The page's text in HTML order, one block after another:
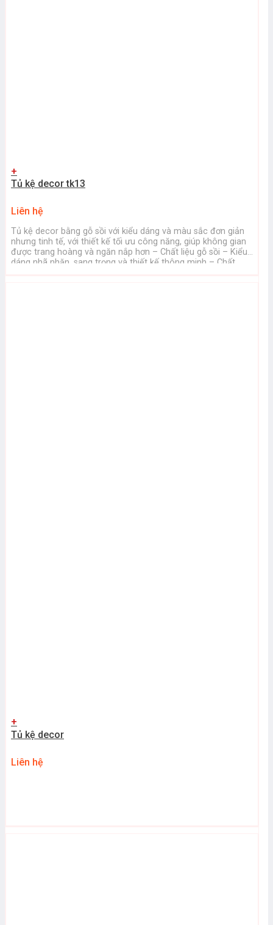
+
Tủ kệ decor tk13
Liên hệ
Tủ kệ decor bằng gỗ sồi với kiểu dáng và màu sắc đơn giản
nhưng tinh tế, với thiết kế tối ưu công năng, giúp không gian
được trang hoàng và ngăn nắp hơn – Chất liệu gỗ sồi – Kiểu
dáng nhã nhặn, sang trọng và thiết kế thông minh – Chất
+
Tủ kệ decor
Liên hệ